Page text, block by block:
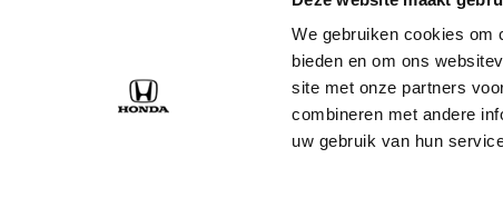
We gebruiken cookies om
bieden en om ons
site met onze partners
combineren met andere
uw gebruik van hun